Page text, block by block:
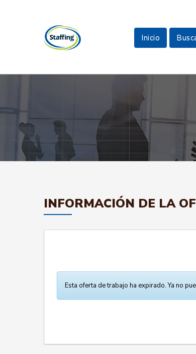
Inicio
INFORMACIÓN DE LA
Esta oferta de trabajo ha expirado. Ya no